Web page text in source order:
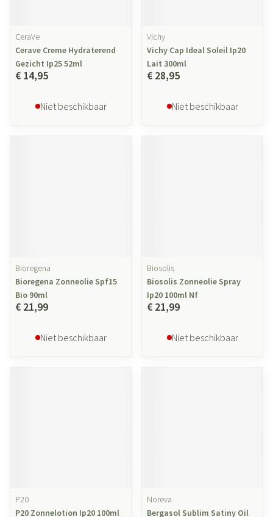
CeraVe
Cerave Creme Hydraterend
Gezicht Ip25 52ml
€ 14,95
Niet beschikbaar
Vichy
Vichy Cap Ideal Soleil Ip20
Lait 300ml
€ 28,95
Niet beschikbaar
Bioregena
Bioregena Zonneolie Spf15
Bio 90ml
€ 21,99
Niet beschikbaar
Biosolis
Biosolis Zonneolie Spray
Ip20 100ml Nf
€ 21,99
Niet beschikbaar
P20
P20 Zonnelotion Ip20 100ml
Noreva
Bergasol Sublim Satiny Oil